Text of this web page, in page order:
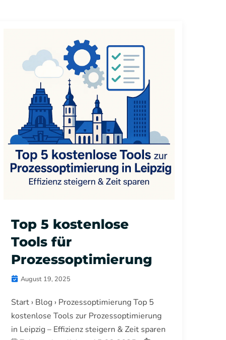
Top 5 kostenlose
Tools für
Prozessoptimierung
August 19, 2025
Start › Blog › Prozessoptimierung Top 5
kostenlose Tools zur Prozessoptimierung
in Leipzig – Effizienz steigern & Zeit sparen